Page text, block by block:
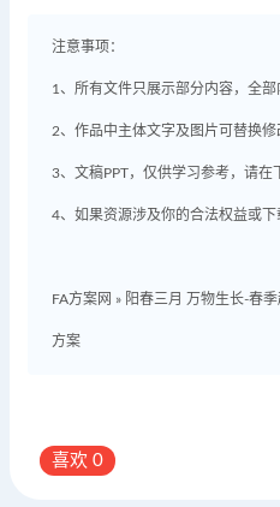
注意事项：
1、所有文件只展示部分内容，全部
2、作品中主体文字及图片可替换
3、文稿PPT，仅供学习参考，请在
4、如果资源涉及你的合法权益或
FA方案网 » 阳春三月 万物生长-春
方案
喜欢 0